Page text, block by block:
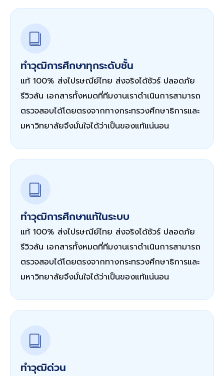
ทำวุฒิการศึกษาทุกระดับชั้น
แท้ 100% ส่งไปรษณีย์ไทย ส่งจริงได้ชัวร์ ปลอดภัย
รีวิวล้น เอกสารทั้งหมดที่ทีมงานเราดำเนินการสามารถ
ตรวจสอบได้โดยตรงจากทางกระทรวงศึกษาธิการและ
มหาวิทยาลัยจึงมั่นใจได้ว่าเป็นของแท้แน่นอน
ทำวุฒิการศึกษาแท้ในระบบ
แท้ 100% ส่งไปรษณีย์ไทย ส่งจริงได้ชัวร์ ปลอดภัย
รีวิวล้น เอกสารทั้งหมดที่ทีมงานเราดำเนินการสามารถ
ตรวจสอบได้โดยตรงจากทางกระทรวงศึกษาธิการและ
มหาวิทยาลัยจึงมั่นใจได้ว่าเป็นของแท้แน่นอน
ทำวุฒิด่วน